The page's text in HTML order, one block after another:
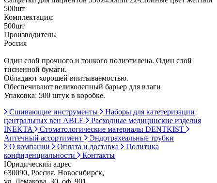
500шт
Комплектация:
500шт
Производитель:
Россия
Один слой прочного и тонкого полиэтилена. Один слой
тисненной бумаги.
Обладают хорошей впитываемостью.
Обеспечивают великолепный барьер для влаги
Упаковка: 500 штук в коробке.
Сшивающие инструменты
Наборы для катетеризации
центральных вен ABLE
Расходные медицинские изделия
INEKTA
Стоматологические материалы DENTKIST
Аптечный ассортимент
Эндотрахеальные трубки
О компании
Оплата и доставка
Политика
конфиденциальности
Контакты
Юридический адрес
630090, Россия, Новосибирск,
ул. Демакова, 30, оф. 901